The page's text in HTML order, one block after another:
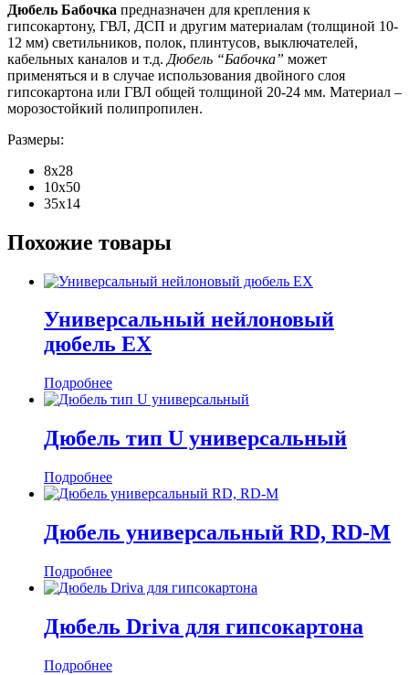
Дюбель Бабочка предназначен для крепления к
гипсокартону, ГВЛ, ДСП и другим материалам (толщиной 10-
12 мм) светильников, полок, плинтусов, выключателей,
кабельных каналов и т.д. Дюбель “Бабочка” может
применяться и в случае использования двойного слоя
гипсокартона или ГВЛ общей толщиной 20-24 мм. Материал –
морозостойкий полипропилен.
Размеры:
8х28
10х50
35х14
Похожие товары
Универсальный нейлоновый
дюбель EX
Подробнее
Дюбель тип U универсальный
Подробнее
Дюбель универсальный RD, RD-M
Подробнее
Дюбель Driva для гипсокартона
Подробнее